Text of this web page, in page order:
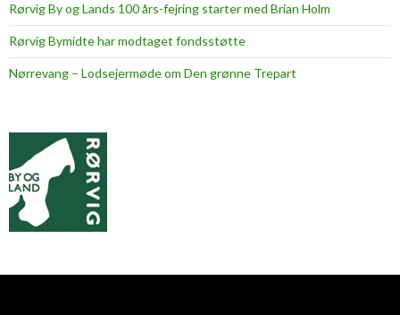
Rørvig By og Lands 100 års-fejring starter med Brian Holm
Rørvig Bymidte har modtaget fondsstøtte
Nørrevang – Lodsejermøde om Den grønne Trepart